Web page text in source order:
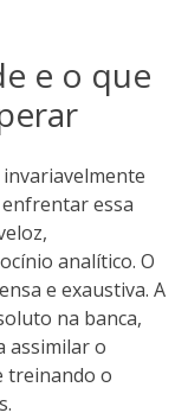
e o que
essa
analítico. O
e exaustiva. A
na banca,
assimilar o
treinando o